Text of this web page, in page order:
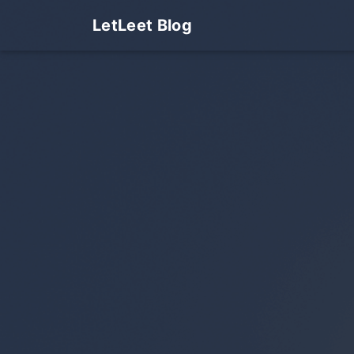
LetLeet Blog